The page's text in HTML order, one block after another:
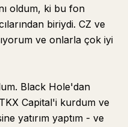
oldum, ki bu fon
biriydi. CZ ve
ve onlarla çok iyi
Black Hole'dan
Capital'i kurdum ve
yatırım yaptım - ve